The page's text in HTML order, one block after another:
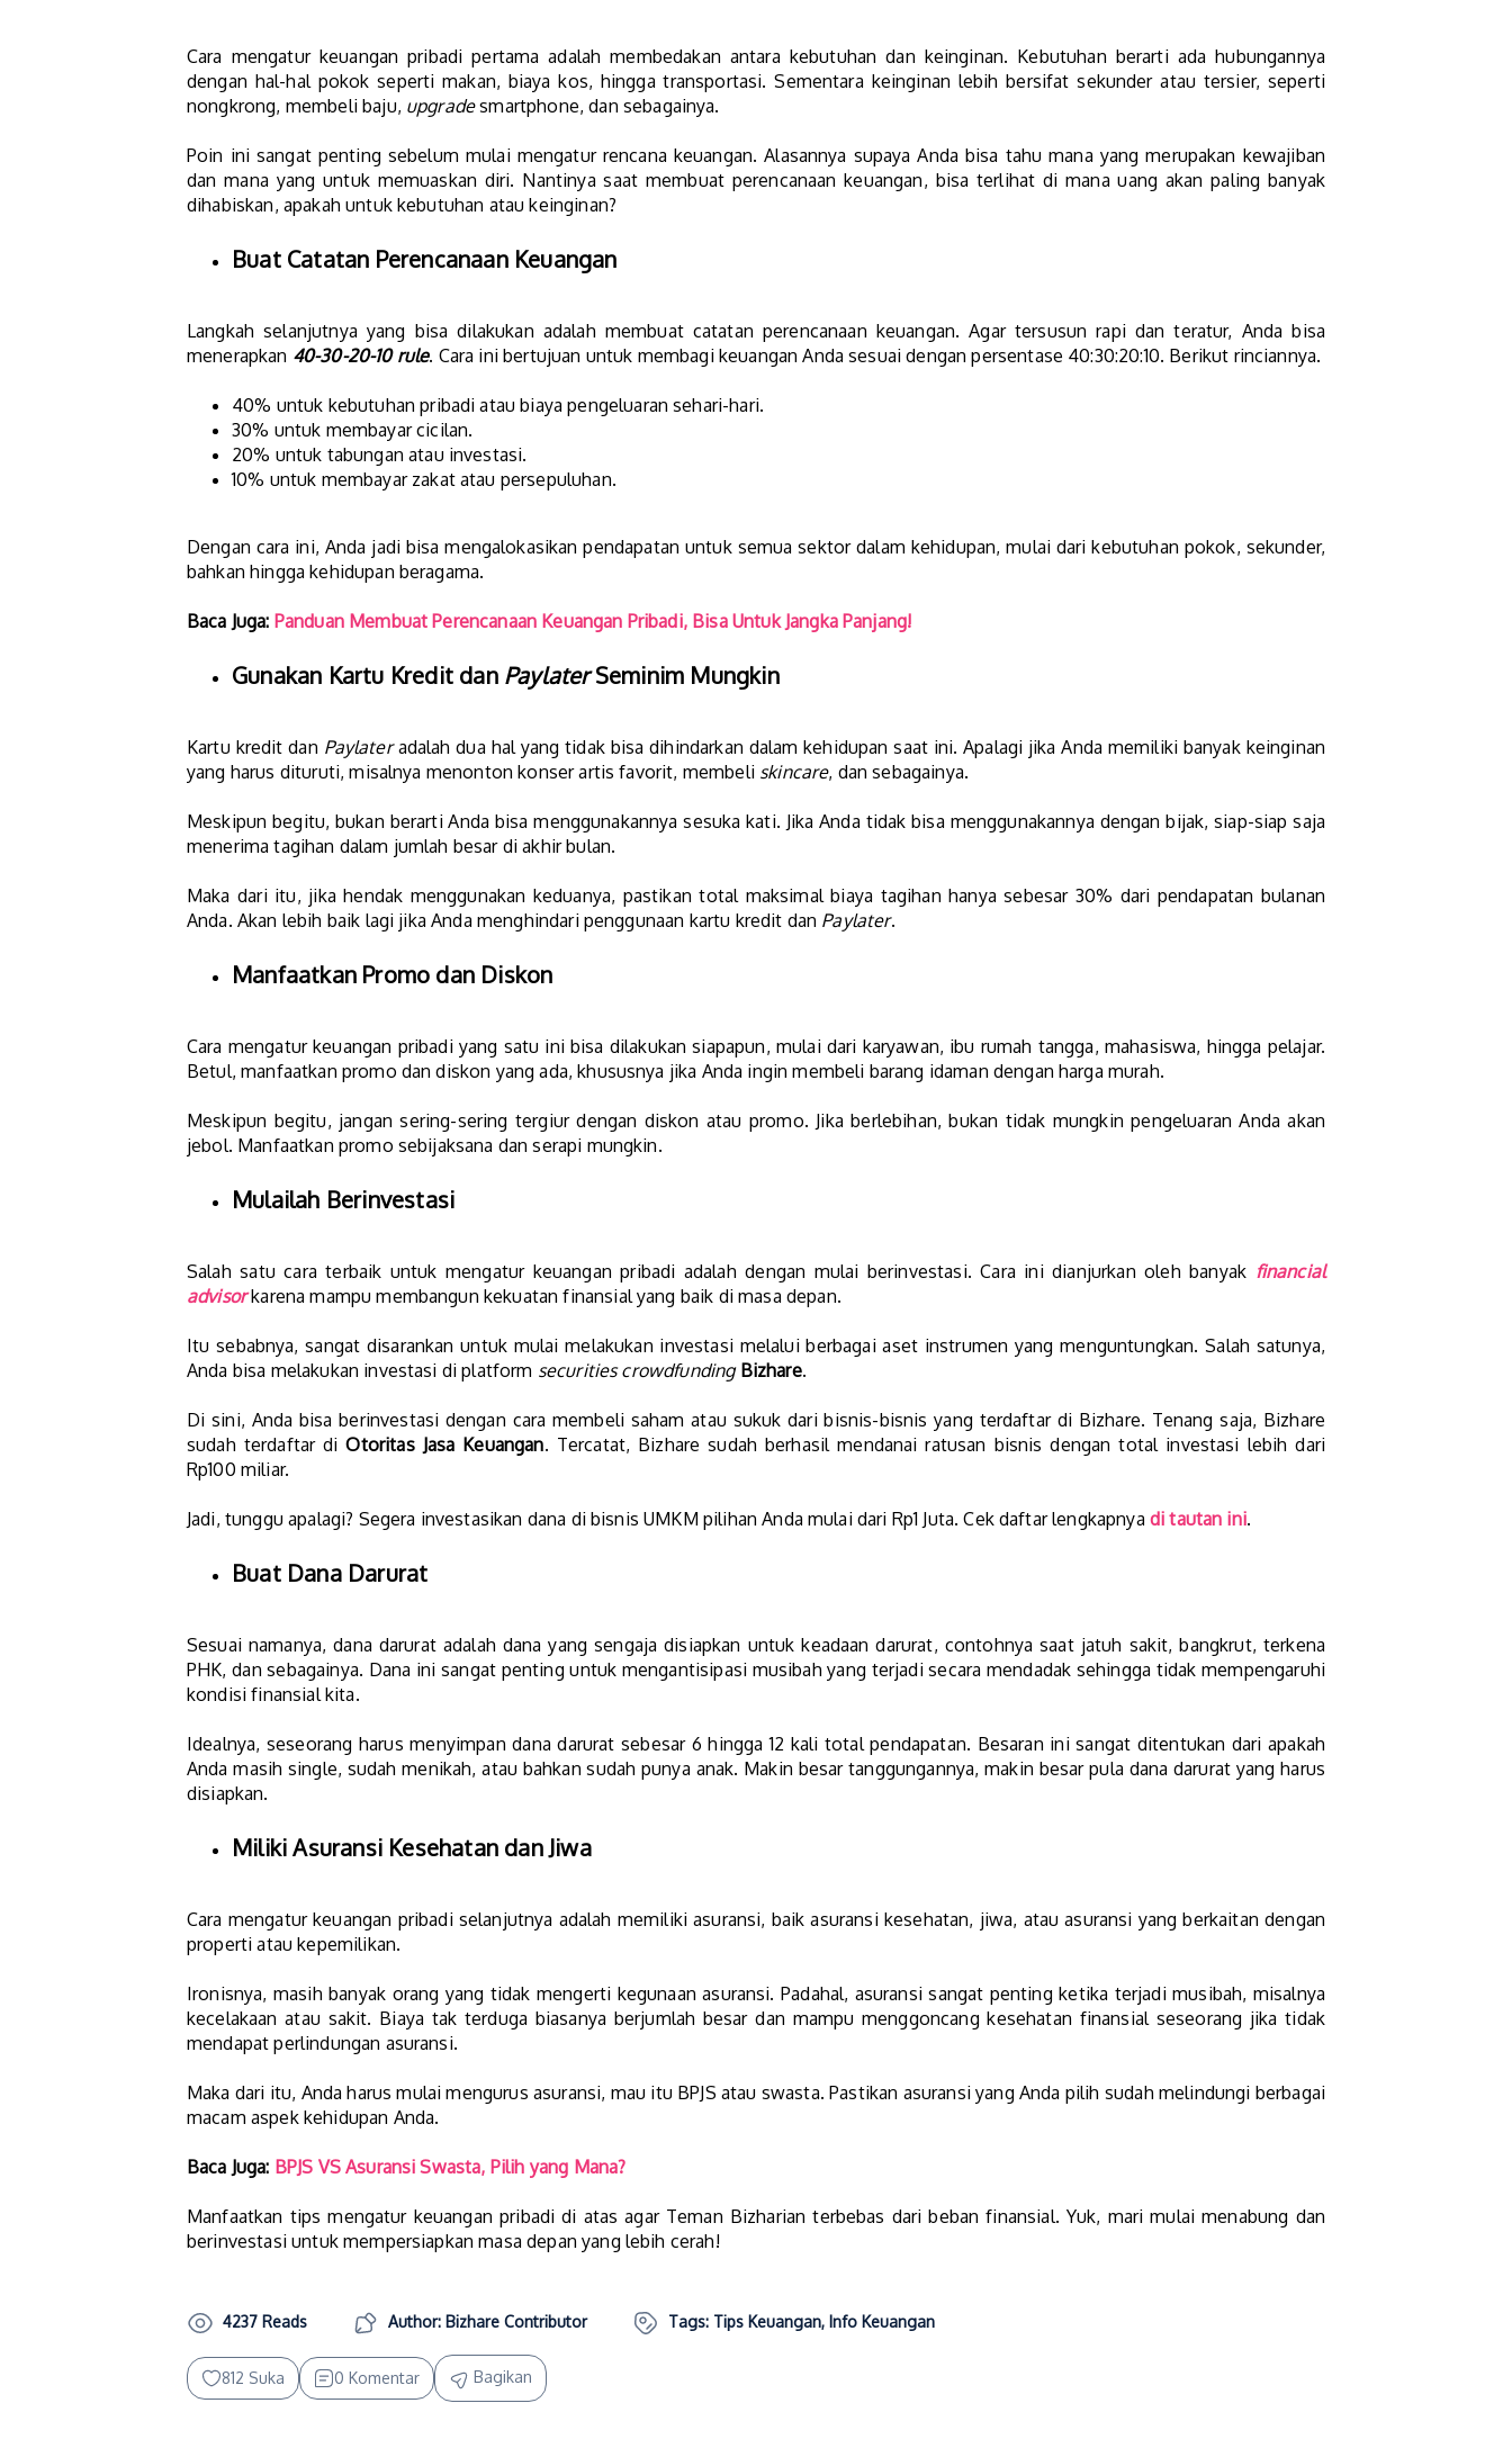
Cara mengatur keuangan pribadi pertama adalah membedakan antara kebutuhan dan keinginan. Kebutuhan berarti ada hubungannya
dengan hal-hal pokok seperti makan, biaya kos, hingga transportasi. Sementara keinginan lebih bersifat sekunder atau tersier, seperti
nongkrong, membeli baju, upgradesmartphone, dan sebagainya.
Poin ini sangat penting sebelum mulai mengatur rencana keuangan. Alasannya supaya Anda bisa tahu mana yang merupakan kewajiban
dan mana yang untuk memuaskan diri. Nantinya saat membuat perencanaan keuangan, bisa terlihat di mana uang akan paling banyak
dihabiskan, apakah untuk kebutuhan atau keinginan?
Buat Catatan Perencanaan Keuangan
Langkah selanjutnya yang bisa dilakukan adalah membuat catatan perencanaan keuangan. Agar tersusun rapi dan teratur, Anda bisa
menerapkan 40-30-20-10 rule. Cara ini bertujuan untuk membagi keuangan Anda sesuai dengan persentase 40:30:20:10. Berikut rinciannya.
40% untuk kebutuhan pribadi atau biaya pengeluaran sehari-hari.
30% untuk membayar cicilan.
20% untuk tabungan atau investasi.
10% untuk membayar zakat atau persepuluhan.
Dengan cara ini, Anda jadi bisa mengalokasikan pendapatan untuk semua sektor dalam kehidupan, mulai dari kebutuhan pokok, sekunder,
bahkan hingga kehidupan beragama.
Baca Juga: Panduan Membuat Perencanaan Keuangan Pribadi, Bisa Untuk Jangka Panjang!
Gunakan Kartu Kredit dan PaylaterSeminim Mungkin
Kartu kredit dan Paylateradalah dua hal yang tidak bisa dihindarkan dalam kehidupan saat ini. Apalagi jika Anda memiliki banyak keinginan
yang harus dituruti, misalnya menonton konser artis favorit, membeli skincare, dan sebagainya.
Meskipun begitu, bukan berarti Anda bisa menggunakannya sesuka kati. Jika Anda tidak bisa menggunakannya dengan bijak, siap-siap saja
menerima tagihan dalam jumlah besar di akhir bulan.
Maka dari itu, jika hendak menggunakan keduanya, pastikan total maksimal biaya tagihan hanya sebesar 30% dari pendapatan bulanan
Anda. Akan lebih baik lagi jika Anda menghindari penggunaan kartu kredit dan Paylater.
Manfaatkan Promo dan Diskon
Cara mengatur keuangan pribadi yang satu ini bisa dilakukan siapapun, mulai dari karyawan, ibu rumah tangga, mahasiswa, hingga pelajar.
Betul, manfaatkan promo dan diskon yang ada, khususnya jika Anda ingin membeli barang idaman dengan harga murah.
Meskipun begitu, jangan sering-sering tergiur dengan diskon atau promo. Jika berlebihan, bukan tidak mungkin pengeluaran Anda akan
jebol. Manfaatkan promo sebijaksana dan serapi mungkin.
Mulailah Berinvestasi
Salah satu cara terbaik untuk mengatur keuangan pribadi adalah dengan mulai berinvestasi. Cara ini dianjurkan oleh banyak financial
advisorkarena mampu membangun kekuatan finansial yang baik di masa depan.
Itu sebabnya, sangat disarankan untuk mulai melakukan investasi melalui berbagai aset instrumen yang menguntungkan. Salah satunya,
Anda bisa melakukan investasi di platform securities crowdfunding Bizhare.
Di sini, Anda bisa berinvestasi dengan cara membeli saham atau sukuk dari bisnis-bisnis yang terdaftar di Bizhare. Tenang saja, Bizhare
sudah terdaftar diOtoritas Jasa Keuangan. Tercatat, Bizhare sudah berhasil mendanai ratusan bisnis dengan total investasi lebih dari
Rp100 miliar.
Jadi, tunggu apalagi? Segera investasikan dana di bisnis UMKM pilihan Anda mulai dari Rp1 Juta. Cek daftar lengkapnya di tautan ini.
Buat Dana Darurat
Sesuai namanya, dana darurat adalah dana yang sengaja disiapkan untuk keadaan darurat, contohnya saat jatuh sakit, bangkrut, terkena
PHK, dan sebagainya. Dana ini sangat penting untuk mengantisipasi musibah yang terjadi secara mendadak sehingga tidak mempengaruhi
kondisi finansial kita.
Idealnya, seseorang harus menyimpan dana darurat sebesar 6 hingga 12 kali total pendapatan. Besaran ini sangat ditentukan dari apakah
Anda masih single, sudah menikah, atau bahkan sudah punya anak. Makin besar tanggungannya, makin besar pula dana darurat yang harus
disiapkan.
Miliki Asuransi Kesehatan dan Jiwa
Cara mengatur keuangan pribadi selanjutnya adalah memiliki asuransi, baik asuransi kesehatan, jiwa, atau asuransi yang berkaitan dengan
properti atau kepemilikan.
Ironisnya, masih banyak orang yang tidak mengerti kegunaan asuransi. Padahal, asuransi sangat penting ketika terjadi musibah, misalnya
kecelakaan atau sakit. Biaya tak terduga biasanya berjumlah besar dan mampu menggoncang kesehatan finansial seseorang jika tidak
mendapat perlindungan asuransi.
Maka dari itu, Anda harus mulai mengurus asuransi, mau itu BPJS atau swasta. Pastikan asuransi yang Anda pilih sudah melindungi berbagai
macam aspek kehidupan Anda.
Baca Juga: BPJS VS Asuransi Swasta, Pilih yang Mana?
Manfaatkan tips mengatur keuangan pribadi di atas agar Teman Bizharian terbebas dari beban finansial. Yuk, mari mulai menabung dan
berinvestasi untuk mempersiapkan masa depan yang lebih cerah!
4237 Reads Author: Bizhare Contributor Tags: Tips Keuangan, Info Keuangan
812 Suka 0 Komentar Bagikan